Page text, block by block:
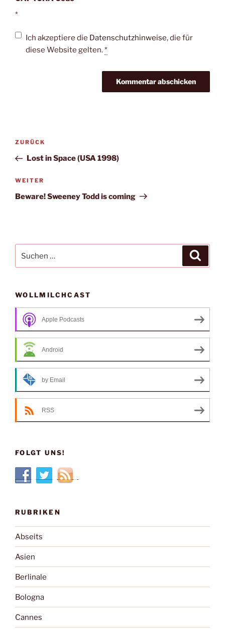
*
Ich akzeptiere die Datenschutzhinweise, die für
diese Website gelten.*
Beitragsnavigation
Vorheriger
Beitrag
ZURÜCK
Lost in Space (USA 1998)
Nächster
Beitrag
WEITER
Beware! Sweeney Todd is coming
nach:
WOLLMILCHCAST
Apple Podcasts
Android
by Email
RSS
FOLGT UNS!
RUBRIKEN
Abseits
Asien
Berlinale
Bologna
Cannes